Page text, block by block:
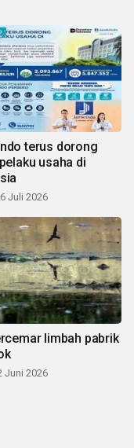
terus dorong
usaha di
Juli 2026
limbah pabrik
Juni 2026